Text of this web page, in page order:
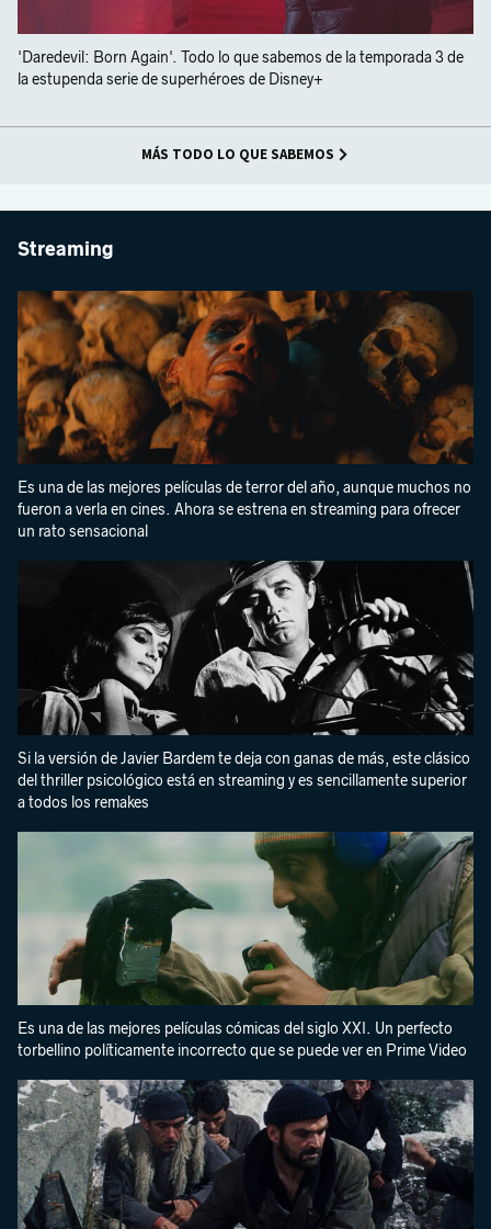
'Daredevil: Born Again'. Todo lo que sabemos de la temporada 3 de
la estupenda serie de superhéroes de Disney+
MÁS TODO LO QUE SABEMOS
Streaming
Es una de las mejores películas de terror del año, aunque muchos no
fueron a verla en cines. Ahora se estrena en streaming para ofrecer
un rato sensacional
Si la versión de Javier Bardem te deja con ganas de más, este clásico
del thriller psicológico está en streaming y es sencillamente superior
a todos los remakes
Es una de las mejores películas cómicas del siglo XXI. Un perfecto
torbellino políticamente incorrecto que se puede ver en Prime Video